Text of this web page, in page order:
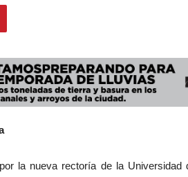
la nueva rectoría de la